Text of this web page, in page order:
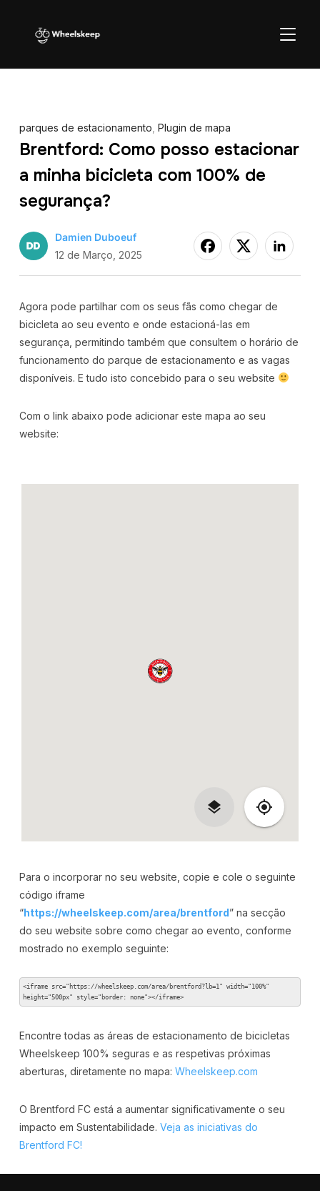
parques de estacionamento Plugin de mapa
Brentford: Como posso estacionar
a minha bicicleta com 100% de
segurança?
Damien Duboeuf
12 de Março, 2025
Agora pode partilhar com os seus fãs como chegar de
bicicleta ao seu evento e onde estacioná-las em
segurança, permitindo também que consultem o horário de
funcionamento do parque de estacionamento e as vagas
disponíveis. E tudo isto concebido para o seu website
Com o link abaixo pode adicionar este mapa ao seu
website:
Para o incorporar no seu website, copie e cole o seguinte
código iframe
“https://wheelskeep.com/area/brentford” na secção
do seu website sobre como chegar ao evento, conforme
mostrado no exemplo seguinte:
<iframe src="https://wheelskeep.com/area/brentford?lb=1" width="100%"
height="500px" style="border: none"></iframe>
Encontre todas as áreas de estacionamento de bicicletas
Wheelskeep 100% seguras e as respetivas próximas
aberturas, diretamente no mapa: Wheelskeep.com
O Brentford FC está a aumentar significativamente o seu
impacto em Sustentabilidade. Veja as iniciativas do
Brentford FC!